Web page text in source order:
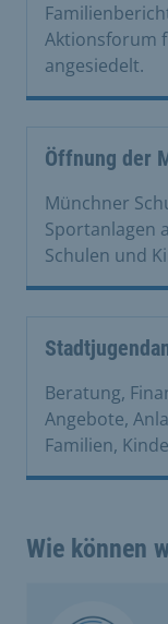
Aktionsforum
angesiedelt.
Öffnung der
Münchner
Sportanlagen
Schulen und
Beratung,
Angebote,
Familien,
Wie können